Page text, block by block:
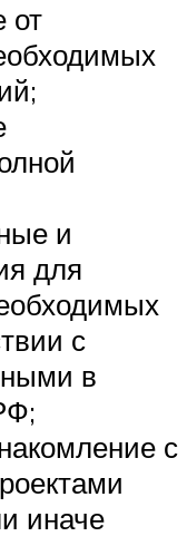
от
и
для
с
в
с
иначе